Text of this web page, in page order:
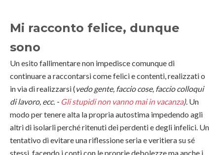
Mi racconto felice, dunque
sono
Un esito fallimentare non impedisce comunque di
continuare a raccontarsi come felici e contenti, realizzati o
in via di realizzarsi (vedo gente, faccio cose, faccio colloqui
di lavoro, ecc. - Gli stupidi non vanno mai in vacanza). Un
modo per tenere alta la propria autostima impedendo agli
altri di isolarli perché ritenuti dei perdenti e degli infelici. Un
tentativo di evitare una riflessione seria e veritiera su sé
stessi, facendo i conti con le proprie debolezze ma anche i